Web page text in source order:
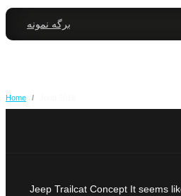
برگه نمونه
Home /
2016 Jeep Trailcat Concept It